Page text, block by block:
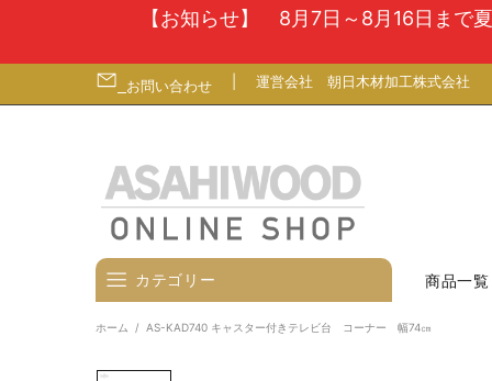
【お知らせ】 8月7日～8月16日まで
お問い合わせ 運営会社 朝日木材加工株式会社
カテゴリー
壁寄せテレビスタンド
商品一覧
ホーム AS-KAD740 キャスター付きテレビ台 コーナー 幅74㎝